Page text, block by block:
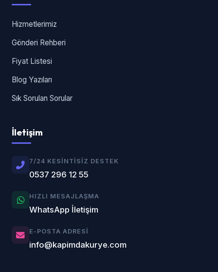
Hizmetlerimiz
Gönderi Rehberi
Fiyat Listesi
Blog Yazıları
Sık Sorulan Sorular
İletişim
7/24 KESINTISIZ DESTEK
0537 296 12 55
HIZLI MESAJLAŞMA
WhatsApp İletişim
E-POSTA ADRESI
info@kapimdakurye.com